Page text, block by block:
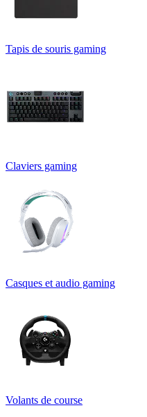
Tapis de souris gaming
Claviers gaming
Casques et audio gaming
Volants de course